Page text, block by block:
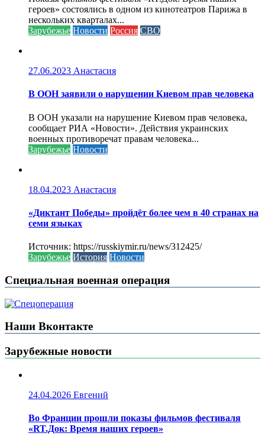
героев» состоялись в одном из кинотеатров Парижа в
нескольких кварталах...
Зарубежье Новости Россия СВО
27.06.2023 Анастасия
В ООН заявили о нарушении Киевом прав человека
В ООН указали на нарушение Киевом прав человека,
сообщает РИА «Новости». Действия украинских
военных противоречат правам человека...
Зарубежье Новости
18.04.2023 Анастасия
«Диктант Победы» пройдёт более чем в 40 странах на
семи языках
Источник: https://russkiymir.ru/news/312425/
Зарубежье История Новости
Специальная военная операция
Наши Вконтакте
Зарубежные новости
24.04.2026 Евгений
Во Франции прошли показы фильмов фестиваля
«RT.Док: Время наших героев»